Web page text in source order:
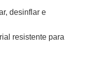
desinflar e
resistente para